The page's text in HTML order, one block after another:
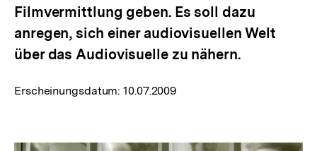
Filmvermittlung geben. Es soll dazu
anregen, sich einer audiovisuellen Welt
über das Audiovisuelle zu nähern.
Erscheinungsdatum:10.07.2009